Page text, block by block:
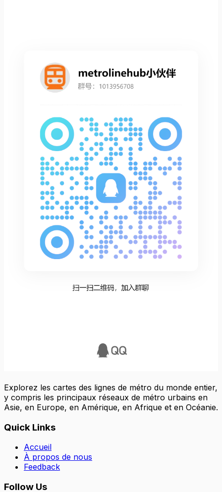
Explorez les cartes des lignes de métro du monde entier,
y compris les principaux réseaux de métro urbains en
Asie, en Europe, en Amérique, en Afrique et en Océanie.
Quick Links
Accueil
À propos de nous
Feedback
Follow Us